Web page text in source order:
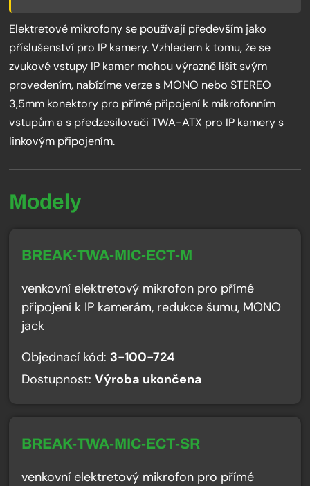
Elektretové mikrofony se používají především jako
příslušenství pro IP kamery. Vzhledem k tomu, že se
zvukové vstupy IP kamer mohou výrazně lišit svým
provedením, nabízíme verze s MONO nebo STEREO
3,5mm konektory pro přímé připojení k mikrofonním
vstupům a s předzesilovači TWA-ATX pro IP kamery s
linkovým připojením.
Modely
BREAK-TWA-MIC-ECT-M
venkovní elektretový mikrofon pro přímé
připojení k IP kamerám, redukce šumu, MONO
jack
Objednací kód: 3-100-724
Dostupnost:Výroba ukončena
BREAK-TWA-MIC-ECT-SR
venkovní elektretový mikrofon pro přímé